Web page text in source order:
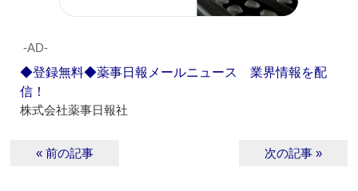
‐AD‐
◆登録無料◆薬事日報メールニュース 業界情報を配
信！
株式会社薬事日報社
« 前の記事 次の記事 »